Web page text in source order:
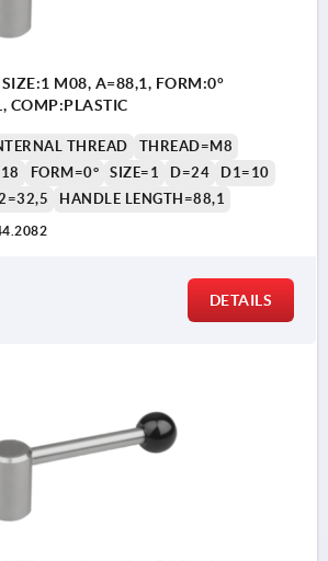
M08, A=88,1, FORM:0°
COMP:PLASTIC
THREAD
THREAD=M8
FORM=0° SIZE=1 D=24
D1=10
HANDLE LENGTH=88,1
DETAILS